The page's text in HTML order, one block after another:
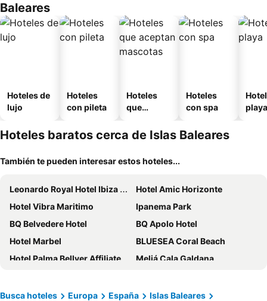
Baleares
Hoteles de
lujo
Hoteles
con pileta
Hoteles
que
mascotas
Hoteles
con spa
playa
Hoteles baratos cerca de Islas Baleares
También te pueden interesar estos hoteles...
Leonardo Royal Hotel Ibiza Santa Eulalia
Hotel Amic Horizonte
Hotel Vibra Maritimo
Ipanema Park
BQ Belvedere Hotel
BQ Apolo Hotel
Hotel Marbel
BLUESEA Coral Beach
Hotel Palma Bellver Affiliated by Meliá
Meliá Cala Galdana
Portofino Mallorca
BQ Amfora Beach
Busca hoteles Europa España
Islas Baleares